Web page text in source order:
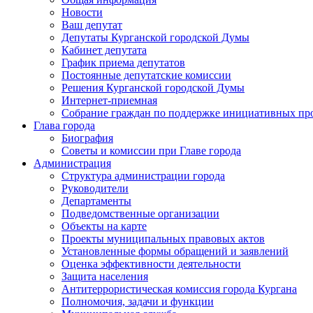
Новости
Ваш депутат
Депутаты Курганской городской Думы
Кабинет депутата
График приема депутатов
Постоянные депутатские комиссии
Решения Курганской городской Думы
Интернет-приемная
Собрание граждан по поддержке инициативных
Глава города
Биография
Советы и комиссии при Главе города
Администрация
Структура администрации города
Руководители
Департаменты
Подведомственные организации
Объекты на карте
Проекты муниципальных правовых актов
Установленные формы обращений и заявлений
Оценка эффективности деятельности
Защита населения
Антитеррористическая комиссия города Кургана
Полномочия, задачи и функции